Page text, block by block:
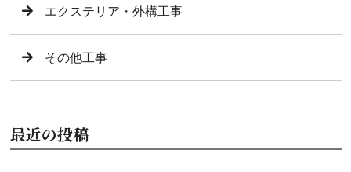
エクステリア・外構工事
その他工事
最近の投稿